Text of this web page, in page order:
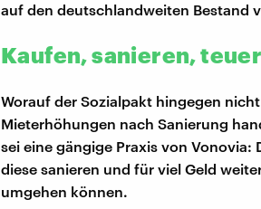
auf den deutschlandweiten Bestand
Kaufen, sanieren,
Worauf der Sozialpakt hingegen
Mieterhöhungen nach Sanierung
sei eine gängige Praxis von
diese sanieren und für viel Geld
umgehen können.